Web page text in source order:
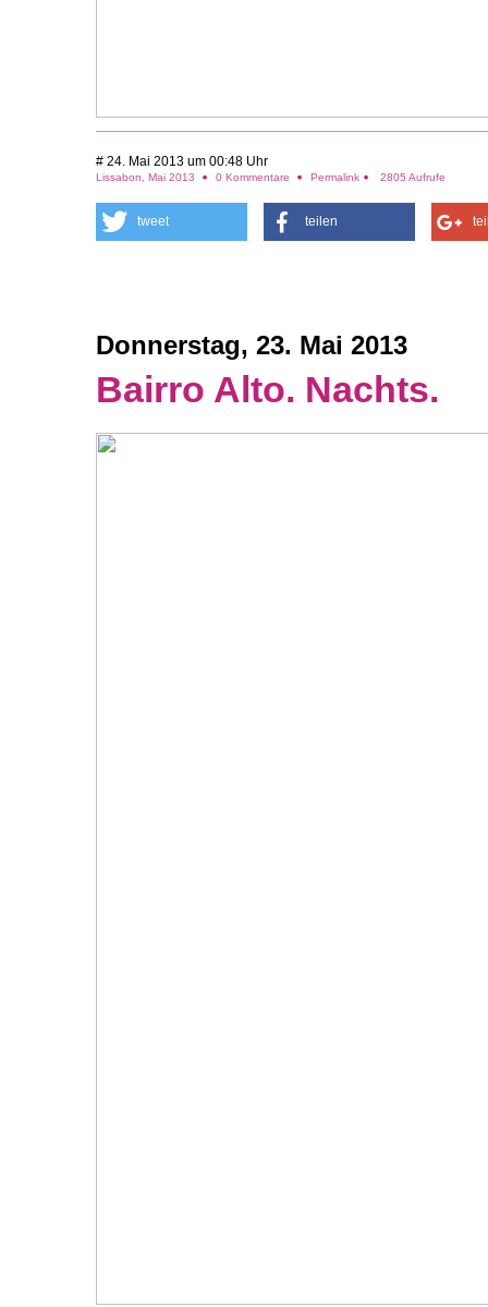
# 24. Mai 2013 um 00:48 Uhr
Lissabon, Mai 2013 0 Kommentare Permalink 2805 Aufrufe
tweet teilen
Donnerstag, 23. Mai 2013
Bairro Alto. Nachts.